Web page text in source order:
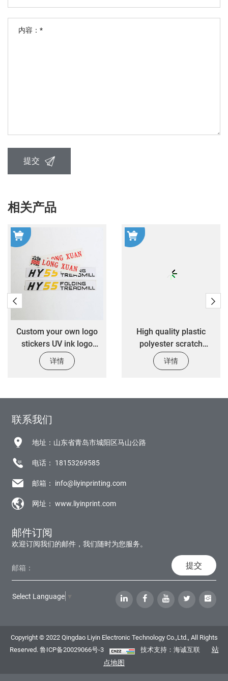
提交
相关产品
Custom your own logo
stickers UV ink logo
transfer stickers for cars
详情
High quality plastic
polyester scratch
resistant sticker custom
design 3M self adhesive
详情
联系我们
地址：山东省青岛市城阳区马山公路
电话： 18153269585
邮箱： info@liyinprinting.com
网址：www.liyinprint.com
邮件订阅
欢迎订阅我们的邮件，我们随时为您服务。
提交
Select Language
Copyright © 2022 Qingdao Liyin Electronic Technology Co.,Ltd., All Rights
Reserved.鲁ICP备20029066号-3 技术支持：海诚互联
站
点地图